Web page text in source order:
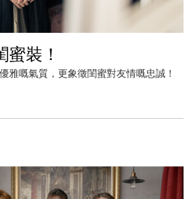
裝！
雅嘅氣質，更象徵閨蜜對友情嘅忠誠！